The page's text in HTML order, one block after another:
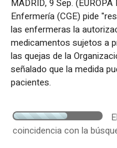
MADRID, 9 Sep.
Enfermería (CGE) pide
las enfermeras la
medicamentos sujetos a
las quejas de la
señalado que la medida
pacientes.
coincidencia con la